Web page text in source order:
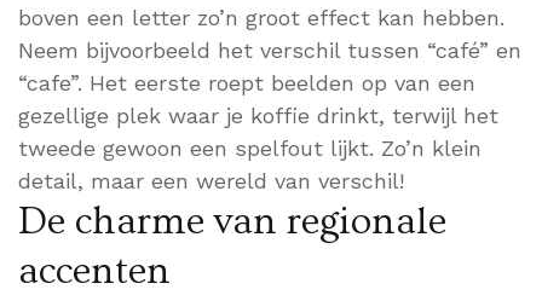
boven een letter zo’n groot effect kan hebben.
Neem bijvoorbeeld het verschil tussen “café” en
“cafe”. Het eerste roept beelden op van een
gezellige plek waar je koffie drinkt, terwijl het
tweede gewoon een spelfout lijkt. Zo’n klein
detail, maar een wereld van verschil!
De charme van regionale
accenten